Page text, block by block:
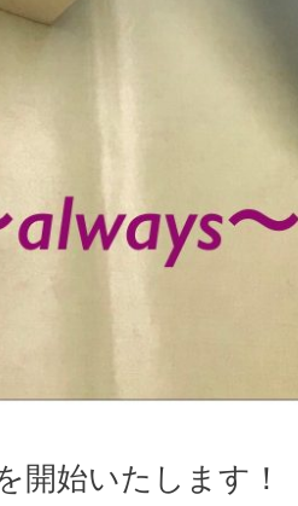
開始いたします！